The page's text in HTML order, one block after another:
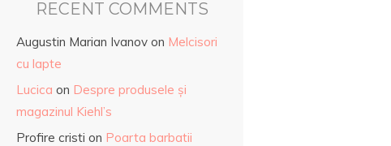
RECENT COMMENTS
Augustin Marian Ivanov on Melcisori
cu lapte
Lucica on Despre produsele și
magazinul Kiehl’s
Profire cristi on Poarta barbatii